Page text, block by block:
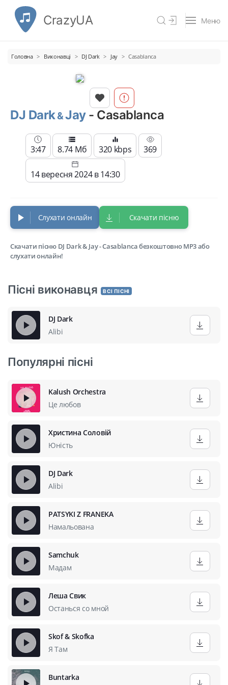
CrazyUA Меню
Головна Виконавці DJ Dark Jay Casablanca
DJ Dark Jay- Casablanca
3:47 8.74 Мб 320 kbps 369
14 вересня 2024 в 14:30
Слухати онлайн Скачати пісню
Скачати пісню DJ Dark & Jay - Casablanca безкоштовно MP3 або
слухати онлайн!
Пісні виконавця ВСІ ПІСНІ
DJ Dark
Alibi
Популярні пісні
Kalush Orchestra
Це любов
Христина Соловій
Юність
DJ Dark
Alibi
PATSYKI Z FRANEKA
Намальована
Samchuk
Мадам
Леша Свик
Останься со мной
Skof & Skofka
Я Там
Buntarka